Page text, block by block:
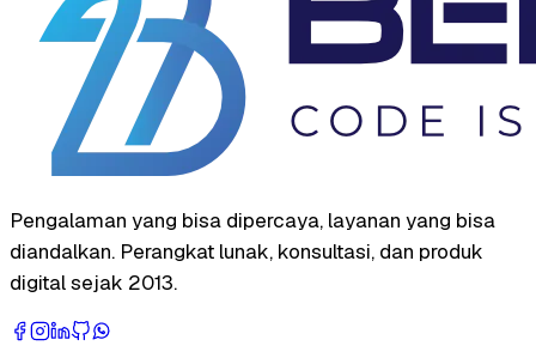
Pengalaman yang bisa dipercaya, layanan yang bisa
diandalkan. Perangkat lunak, konsultasi, dan produk
digital sejak 2013.